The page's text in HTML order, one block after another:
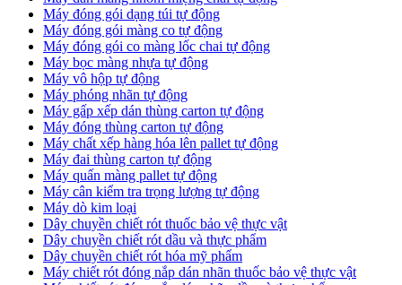
Máy đóng gói dạng túi tự động
Máy đóng gói màng co tự động
Máy đóng gói co màng lốc chai tự động
Máy bọc màng nhựa tự động
Máy vô hộp tự động
Máy phóng nhãn tự động
Máy gấp xếp dán thùng carton tự động
Máy đóng thùng carton tự động
Máy chất xếp hàng hóa lên pallet tự động
Máy đai thùng carton tự động
Máy quấn màng pallet tự động
Máy cân kiểm tra trọng lượng tự động
Máy dò kim loại
Dây chuyền chiết rót thuốc bảo vệ thực vật
Dây chuyền chiết rót dầu và thực phẩm
Dây chuyền chiết rót hóa mỹ phẩm
Máy chiết rót đóng nắp dán nhãn thuốc bảo vệ thực vật